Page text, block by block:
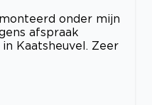
onder mijn
afspraak
Kaatsheuvel. Zeer